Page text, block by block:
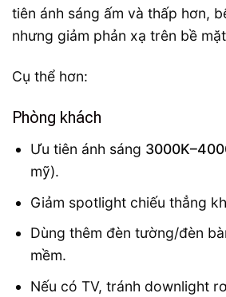
tiên ánh sáng ấm và thấp hơn,
nhưng giảm phản xạ trên bề
Cụ thể hơn:
Phòng khách
Ưu tiên ánh sáng
mỹ).
Giảm spotlight chiếu thẳng
Dùng thêm đèn tường/đèn
mềm.
Nếu có TV, tránh downlight